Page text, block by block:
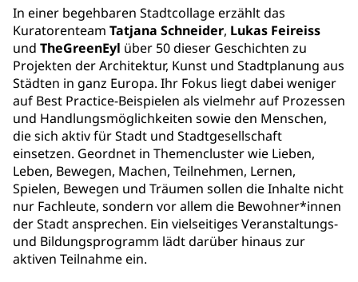
In einer begehbaren Stadtcollage erzählt das
Kuratorenteam Tatjana Schneider, Lukas Feireiss
und TheGreenEyl über 50 dieser Geschichten zu
Projekten der Architektur, Kunst und Stadtplanung aus
Städten in ganz Europa. Ihr Fokus liegt dabei weniger
auf Best Practice-Beispielen als vielmehr auf Prozessen
und Handlungsmöglichkeiten sowie den Menschen,
die sich aktiv für Stadt und Stadtgesellschaft
einsetzen. Geordnet in Themencluster wie Lieben,
Leben, Bewegen, Machen, Teilnehmen, Lernen,
Spielen, Bewegen und Träumen sollen die Inhalte nicht
nur Fachleute, sondern vor allem die Bewohner*innen
der Stadt ansprechen. Ein vielseitiges Veranstaltungs-
und Bildungsprogramm lädt darüber hinaus zur
aktiven Teilnahme ein.